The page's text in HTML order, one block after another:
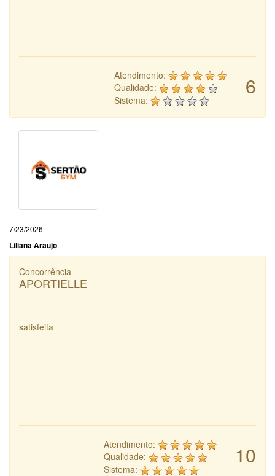
6
Atendimento:
Qualidade:
Sistema:
7/23/2026
Liliana Araujo
Concorrência
APORTIELLE
satisfeita
10
Atendimento:
Qualidade:
Sistema: